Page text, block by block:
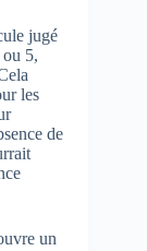
jugé
5,
les
de
un